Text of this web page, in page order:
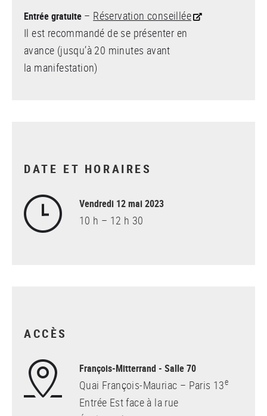
Entrée gratuite – Réservation conseillée
Il est recommandé de se présenter en
avance (jusqu’à 20 minutes avant
la manifestation)
DATE ET HORAIRES
Vendredi 12 mai 2023
10 h – 12 h 30
ACCÈS
François-Mitterrand - Salle 70
Quai François-Mauriac – Paris 13e
Entrée Est face à la rue